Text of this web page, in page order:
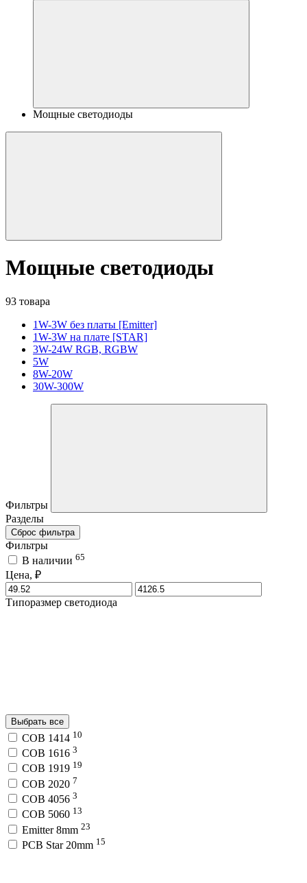
Мощные светодиоды
Мощные светодиоды
93 товара
1W-3W без платы [Emitter]
1W-3W на плате [STAR]
3W-24W RGB, RGBW
5W
8W-20W
30W-300W
Фильтры
Разделы
Сброс фильтра
Фильтры
В наличии 65
Цена, ₽
Типоразмер светодиода
Выбрать все
COB 1414 10
COB 1616 3
COB 1919 19
COB 2020 7
COB 4056 3
COB 5060 13
Emitter 8mm 23
PCB Star 20mm 15